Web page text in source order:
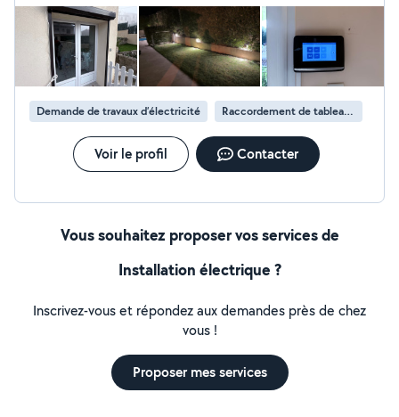
solutions domotiques pour moderniser voterez habitat.
N'hésitez pas à me contacter pour vos projets, c'est
avec plaisir que je vous accompagnerais dans leurs
réalisations. À très bientôt !!!
Demande de travaux d’électricité Raccordement de tableau électrique
Voir le profil Contacter
Vous souhaitez proposer vos services de
Installation électrique ?
Inscrivez-vous et répondez aux demandes près de chez
vous !
Proposer mes services